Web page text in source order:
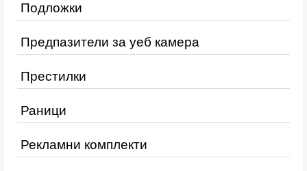
Подложки
Предпазители за уеб камера
Престилки
Раници
Рекламни комплекти